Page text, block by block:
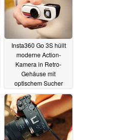
Insta360 Go 3S hüllt
moderne Action-
Kamera in Retro-
Gehäuse mit
optischem Sucher
14.05.2026